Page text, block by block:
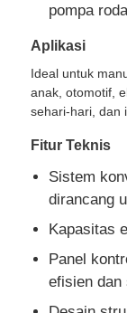
Sistem Dosis
Mesin
Aksesoris
Cetakan
Cetakan
Pembuatan
pompa
Aplikasi
Ideal untuk
anak, otomotif,
sehari-hari, dan
Fitur Teknis
Sistem
dirancang
Kapasitas
Panel
efisien